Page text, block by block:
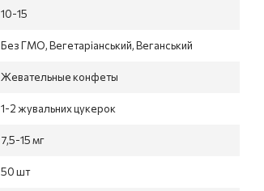
10-15
Без ГМО, Вегетаріанський, Веганський
Жевательные конфеты
1-2 жувальних цукерок
7,5-15 мг
50 шт